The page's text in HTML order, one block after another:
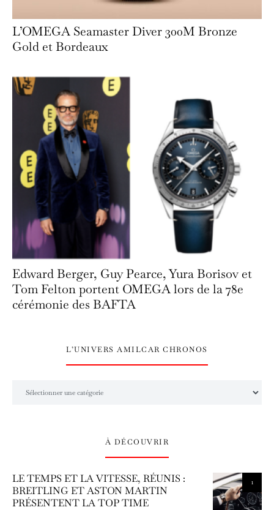
L’OMEGA Seamaster Diver 300M Bronze
Gold et Bordeaux
Edward Berger, Guy Pearce, Yura Borisov et
Tom Felton portent OMEGA lors de la 78e
cérémonie des BAFTA
L’UNIVERS AMILCAR CHRONOS
À DÉCOUVRIR
1
LE TEMPS ET LA VITESSE, RÉUNIS :
BREITLING ET ASTON MARTIN
PRÉSENTENT LA TOP TIME